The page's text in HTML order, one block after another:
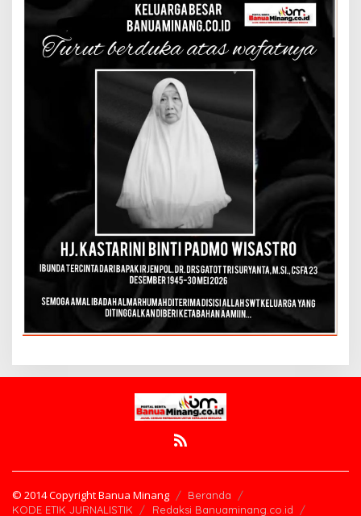
© 2014 Copyright Banua Minang
Beranda
KODE ETIK JURNALISTIK
Redaksi Banuaminang.co.id